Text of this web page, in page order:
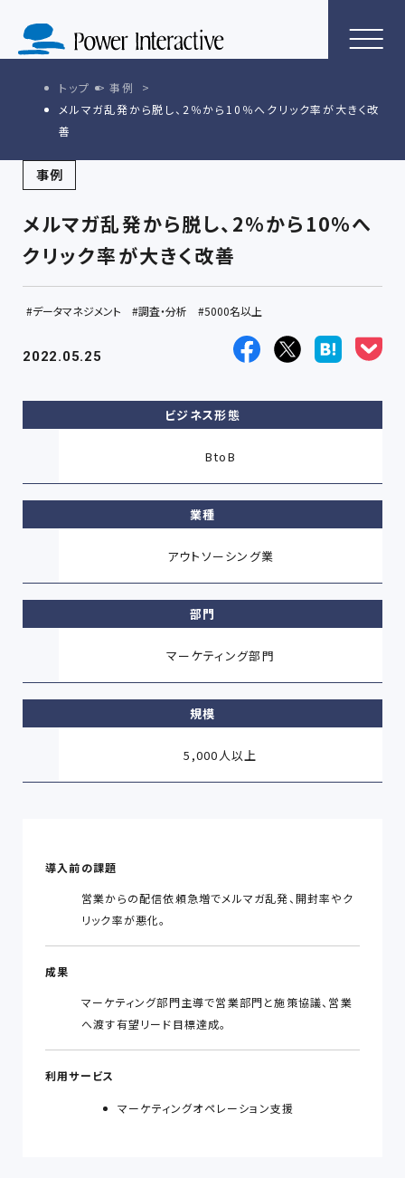
トップ
事例
メルマガ乱発から脱し、2％から10％へクリック率が大きく改
善
事例
メルマガ乱発から脱し、2％から10％へ
クリック率が大きく改善
データマネジメント 調査・分析 5000名以上
2022.05.25
ビジネス形態
BtoB
業種
アウトソーシング業
部門
マーケティング部門
規模
5,000人以上
導入前の課題
営業からの配信依頼急増でメルマガ乱発、開封率やク
リック率が悪化。
成果
マーケティング部門主導で営業部門と施策協議、営業
へ渡す有望リード目標達成。
利用サービス
マーケティングオペレーション支援